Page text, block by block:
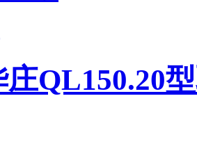
庄QL150.20